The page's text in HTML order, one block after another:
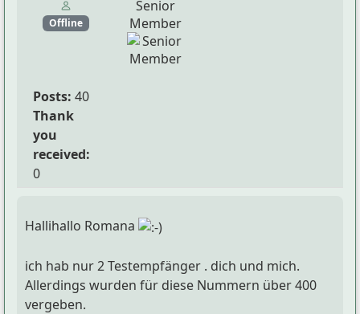
Offline
Senior
Member
Posts: 40
Thank
you
received:
0
Hallihallo Romana
ich hab nur 2 Testempfänger . dich und mich.
Allerdings wurden für diese Nummern über 400
vergeben.